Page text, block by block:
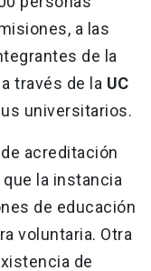
a las
de la
través de la UC
universitarios.
acreditación
la instancia
de educación
voluntaria. Otra
de